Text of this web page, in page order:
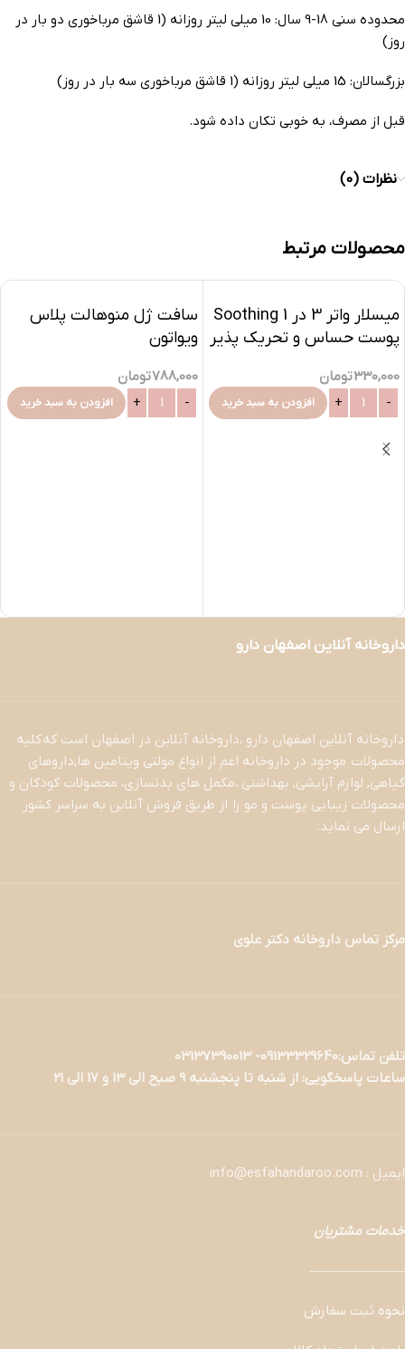
محدوده سنی 18-9 سال: 10 میلی لیتر روزانه (1 قاشق مرباخوری دو بار در
روز)
بزرگسالان: 15 میلی لیتر روزانه (1 قاشق مرباخوری سه بار در روز)
قبل از مصرف، به خوبی تکان داده شود.
نظرات (0)
محصولات مرتبط
میسلار واتر 3 در 1 Soothing
پوست حساس و تحریک پذیر
330,000تومان
افزودن به سبد خرید
سافت ژل منوهالت پلاس
ویواتون
788,000تومان
افزودن به سبد خرید
داروخانه آنلاین اصفهان دارو
داروخانه آنلاین اصفهان دارو ،داروخانه آنلاین در اصفهان است که کلیه
محصولات موجود در داروخانه اعم از انواع مولتی ویتامین ها,داروهای
گیاهی, لوازم آرایشی, بهداشتی ،مکمل های بدنسازی، محصولات کودکان و
محصولات زیبایی پوست و مو را از طریق فروش آنلاین به سراسر کشور
ارسال می نماید.
مرکز تماس داروخانه دکتر علوی
تلفن تماس:09133329640- 03137390013
ساعات پاسخگویی: از شنبه تا پنجشنبه 9 صبح الی 13 و 17 الی 21
ایمیل : info@esfahandaroo.com
خدمات مشتریان
———————
نحوه ثبت سفارش